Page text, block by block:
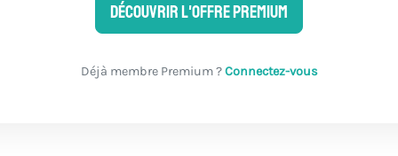
Découvrir l'offre Premium
Déjà membre Premium ?Connectez-vous